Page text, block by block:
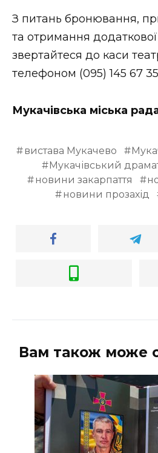
З питань бронювання,
та отримання
звертайтеся до каси
телефоном (095) 145 67
Мукачівська міська
вистава Мукачево
Мукачівський
новини закарпаття
новини прозахід
Вам також може